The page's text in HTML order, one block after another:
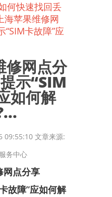
何快速找回丢
海苹果维修网
卡故障”应
修网点分
示“SIM
如何解
09:55:10 文章来源:
务中心
点分享
故障”应如何解